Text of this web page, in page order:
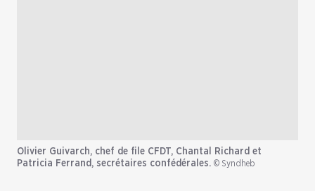
Olivier Guivarch, chef de file CFDT, Chantal Richard et
Patricia Ferrand, secrétaires confédérales. © Syndheb